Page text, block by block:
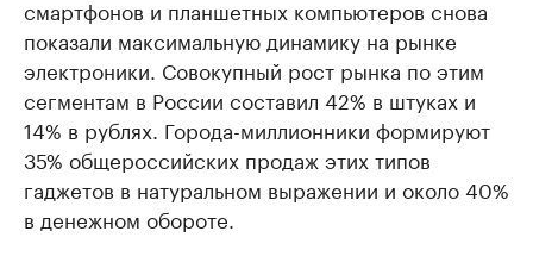
смартфонов и планшетных компьютеров снова
показали максимальную динамику на рынке
электроники. Совокупный рост рынка по этим
сегментам в России составил 42% в штуках и
14% в рублях. Города-миллионники формируют
35% общероссийских продаж этих типов
гаджетов в натуральном выражении и около 40%
в денежном обороте.